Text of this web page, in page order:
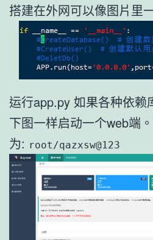
搭建在外网可以像图片里
运行app.py 如果各种依赖
下图一样启动一个web端
为: root/qazxsw@123